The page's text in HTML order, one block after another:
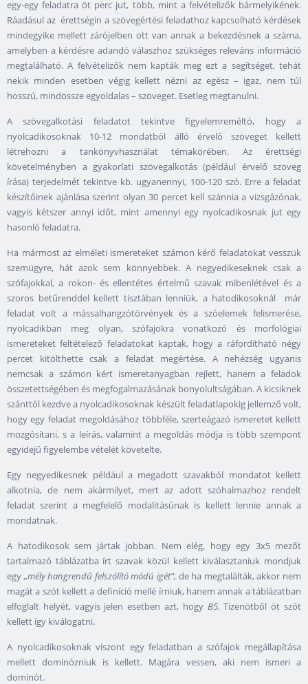
egy-egy feladatra öt perc jut, több, mint a felvételizők bármelyikének.
Ráadásul az érettségin a szövegértési feladathoz kapcsolható kérdések
mindegyike mellett zárójelben ott van annak a bekezdésnek a száma,
amelyben a kérdésre adandó válaszhoz szükséges releváns információ
megtalálható. A felvételizők nem kapták meg ezt a segítséget, tehát
nekik minden esetben végig kellett nézni az egész – igaz, nem túl
hosszú, mindössze egyoldalas – szöveget. Esetleg megtanulni.
A szövegalkotási feladatot tekintve figyelemreméltó, hogy a
nyolcadikosoknak 10-12 mondatból álló érvelő szöveget kellett
létrehozni a tankönyvhasználat témakörében. Az érettségi
követelményben a gyakorlati szövegalkotás (például érvelő szöveg
írása) terjedelmét tekintve kb. ugyanennyi, 100-120 szó. Erre a feladat
készítőinek ajánlása szerint olyan 30 percet kell szánnia a vizsgázónak,
vagyis kétszer annyi időt, mint amennyi egy nyolcadikosnak jut egy
hasonló feladatra.
Ha mármost az elméleti ismereteket számon kérő feladatokat vesszük
szemügyre, hát azok sem könnyebbek. A negyedikeseknek csak a
szófajokkal, a rokon- és ellentétes értelmű szavak mibenlétével és a
szoros betűrenddel kellett tisztában lenniük, a hatodikosoknál már
feladat volt a mássalhangzótörvények és a szóelemek felismerése,
nyolcadikban meg olyan, szófajokra vonatkozó és morfológiai
ismereteket feltételező feladatokat kaptak, hogy a ráfordítható négy
percet kitölthette csak a feladat megértése. A nehézség ugyanis
nemcsak a számon kért ismeretanyagban rejlett, hanem a feladok
összetettségében és megfogalmazásának bonyolultságában. A kicsiknek
szánttól kezdve a nyolcadikosoknak készült feladatlapokig jellemző volt,
hogy egy feladat megoldásához többféle, szerteágazó ismeretet kellett
mozgósítani, s a leírás, valamint a megoldás módja is több szempont
egyidejű figyelembe vételét követelte.
Egy negyedikesnek például a megadott szavakból mondatot kellett
alkotnia, de nem akármilyet, mert az adott szóhalmazhoz rendelt
feladat szerint a megfelelő modalitásúnak is kellett lennie annak a
mondatnak.
A hatodikosok sem jártak jobban. Nem elég, hogy egy 3x5 mezőt
tartalmazó táblázatba írt szavak közül kellett kiválasztaniuk mondjuk
egy „mély hangrendű felszólító módú igét”, de ha megtalálták, akkor nem
magát a szót kellett a definíció mellé írniuk, hanem annak a táblázatban
elfoglalt helyét, vagyis jelen esetben azt, hogy B5.Tizenötből öt szót
kellett így kiválogatni.
A nyolcadikosoknak viszont egy feladatban a szófajok megállapítása
mellett dominózniuk is kellett. Magára vessen, aki nem ismeri a
dominót.